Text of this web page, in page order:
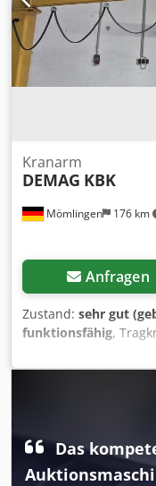
Mömlingen 176 km
Kranarm
DEMAG KBK
Anfragen
Zustand: sehr gut
funktionsfähig,
bieten diesen sehr
an. Hersteller: Terex
Aa Uorf
Informationen
Nachricht oder rufen
Das